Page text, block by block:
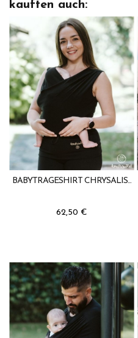
kauften auch:
BABYTRAGESHIRT CHRYSALIS...
62,50 €